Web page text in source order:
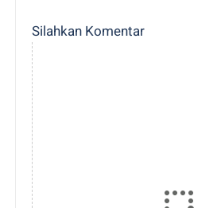
Silahkan Komentar